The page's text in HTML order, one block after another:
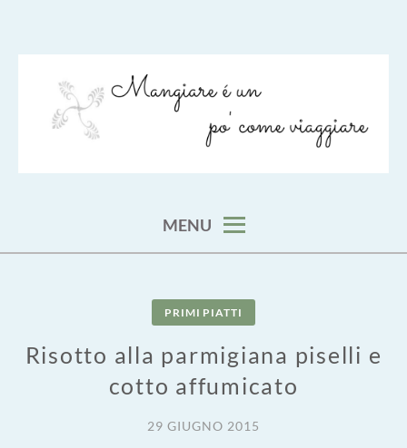
MENU
PRIMI PIATTI
Risotto alla parmigiana piselli e
cotto affumicato
29 GIUGNO 2015